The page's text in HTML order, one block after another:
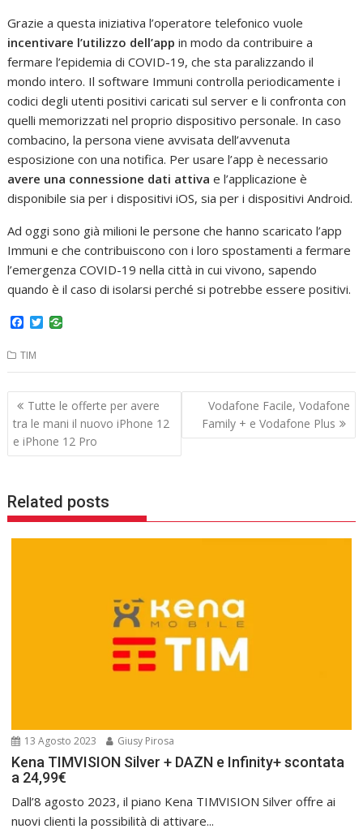
Grazie a questa iniziativa l’operatore telefonico vuole
incentivare l’utilizzo dell’app in modo da contribuire a
fermare l’epidemia di COVID-19, che sta paralizzando il
mondo intero. Il software Immuni controlla periodicamente i
codici degli utenti positivi caricati sul server e li confronta con
quelli memorizzati nel proprio dispositivo personale. In caso
combacino, la persona viene avvisata dell’avvenuta
esposizione con una notifica. Per usare l’app è necessario
avere una connessione dati attiva e l’applicazione è
disponibile sia per i dispositivi iOS, sia per i dispositivi Android.
Ad oggi sono già milioni le persone che hanno scaricato l’app
Immuni e che contribuiscono con i loro spostamenti a fermare
l’emergenza COVID-19 nella città in cui vivono, sapendo
quando è il caso di isolarsi perché si potrebbe essere positivi.
F
c
e
b
o
o
k
T
t
e
r
TIM
Navigazione
articoli
Tutte le offerte per avere
tra le mani il nuovo iPhone 12
e iPhone 12 Pro
Vodafone Facile, Vodafone
Family + e Vodafone Plus
Related posts
13 Agosto 2023 Giusy Pirosa
Kena TIMVISION Silver + DAZN e Infinity+ scontata
a 24,99€
Dall’8 agosto 2023, il piano Kena TIMVISION Silver offre ai
nuovi clienti la possibilità di attivare...